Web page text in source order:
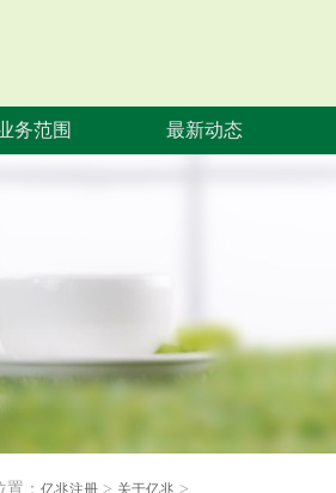
务范围 最新动态
： 亿兆注册 > 关于亿兆 >